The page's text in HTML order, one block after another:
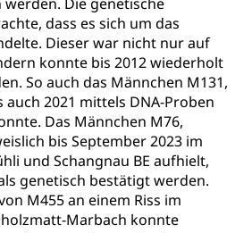
dass es sich um das
Dieser war nicht nur auf
konnte bis 2012 wiederholt
So auch das Männchen M131,
auch 2021 mittels DNA-Proben
Das Männchen M76,
bis September 2023 im
und Schangnau BE aufhielt,
genetisch bestätigt werden.
M455 an einem Riss im
Marbach konnte